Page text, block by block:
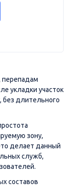
перепадам
укладки участок
без длительного
зону,
делает данный
служб,
составов